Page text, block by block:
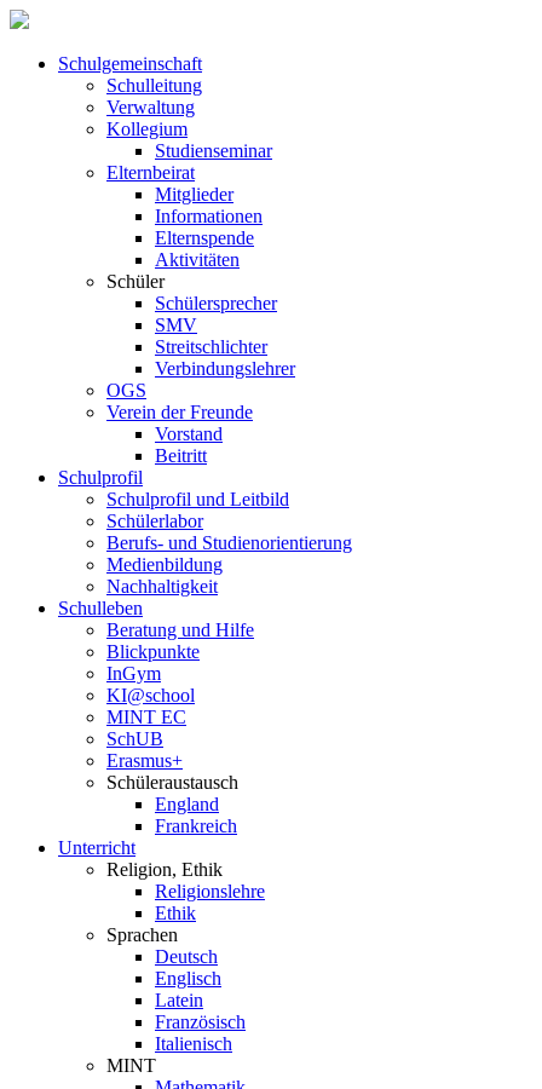
Schul­ge­meinschaft
Schul­leitung
Verwaltung
Kollegium
Studienseminar
Elternbeirat
Mitglieder
Informationen
Elternspende
Aktivitäten
Schüler
Schülersprecher
SMV
Streitschlichter
Verbindungslehrer
OGS
Verein der Freunde
Vorstand
Beitritt
Schulprofil
Schulprofil und Leitbild
Schülerlabor
Berufs- und Studienorientierung
Medien­bildung
Nachhaltigkeit
Schulleben
Beratung und Hilfe
Blickpunkte
InGym
KI@school
MINT EC
SchUB
Erasmus+
Schüler­austausch
England
Frankreich
Unterricht
Religion, Ethik
Religionslehre
Ethik
Sprachen
Deutsch
Englisch
Latein
Französisch
Italienisch
MINT